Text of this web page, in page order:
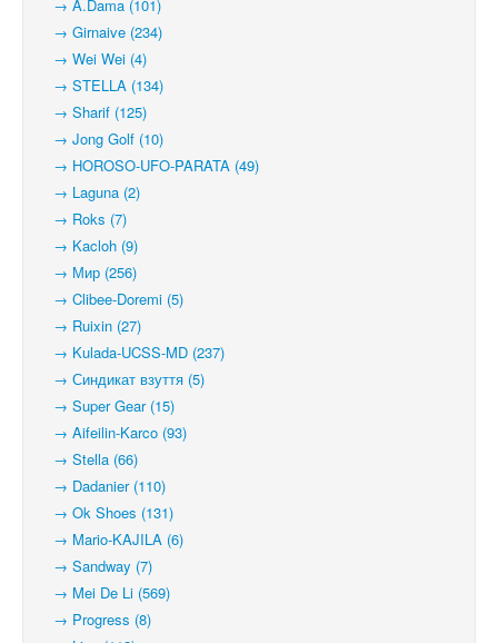
→ A.Dama (101)
→ Girnaive (234)
→ Wei Wei (4)
→ STELLA (134)
→ Sharif (125)
→ Jong Golf (10)
→ HOROSO-UFO-PARATA (49)
→ Laguna (2)
→ Roks (7)
→ Kacloh (9)
→ Мир (256)
→ Clibee-Doremi (5)
→ Ruixin (27)
→ Kulada-UCSS-MD (237)
→ Синдикат взуття (5)
→ Super Gear (15)
→ Aifeilin-Karco (93)
→ Stella (66)
→ Dadanier (110)
→ Ok Shoes (131)
→ Mario-KAJILA (6)
→ Sandway (7)
→ Mei De Li (569)
→ Progress (8)